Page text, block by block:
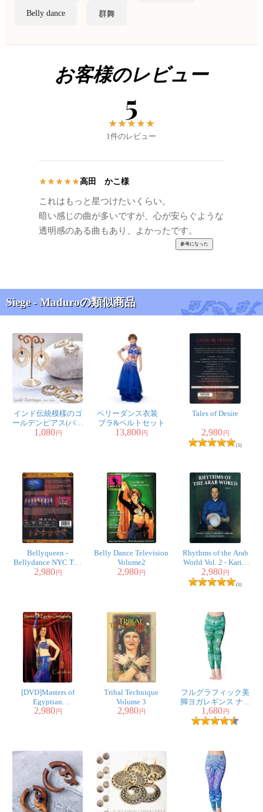
Belly dance 群舞
お客様のレビュー
5
★★★★★
1件のレビュー
★★★★★高田 かこ様
これはもっと星つけたいくらい。
暗い感じの曲が多いですが、心が安らぐような
透明感のある曲もあり、よかったです。
Siege - Maduroの類似商品
インド伝統模樣のゴ
ールデンピアス(パワ
ーストーン付)
1,080円
ベリーダンス衣装
ブラ&ベルトセット
13,800円
Tales of Desire
2,980円
(1)
Bellyqueen -
Bellydance NYC The
Ultimate Fusion
2,980円
Belly Dance Television
Volume2
2,980円
Rhythms of the Arab
World Vol. 2 - Karim
Nagi
2,980円
(1)
[DVD]Masters of
Egyptian
Choreography Vol.10 -
2,980 円
Tribal Technique
Volume 3
2,980 円
フルグラフィック美
脚ヨガレギンス ナチ
ュラル＆フラワー系 -
トロピカルリーフ
1,680 円